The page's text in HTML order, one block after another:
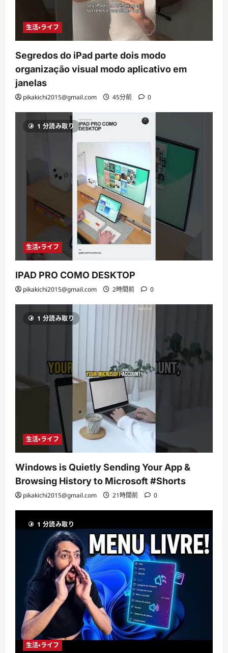
生活・ライフ
Segredos do iPad parte dois modo
organização visual modo aplicativo em
janelas
pikakichi2015@gmail.com 45分前 0
1 分読み取り
生活・ライフ
IPAD PRO COMO DESKTOP
pikakichi2015@gmail.com 2時間前 0
1 分読み取り
生活・ライフ
Windows is Quietly Sending Your App &
Browsing History to Microsoft #Shorts
pikakichi2015@gmail.com 21時間前 0
1 分読み取り
生活・ライフ